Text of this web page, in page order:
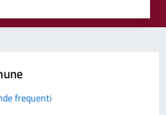
frequenti